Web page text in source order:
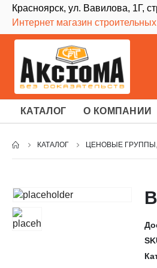
Красноярск, ул. Вавилова, 1Г,
Интернет магазин
КАТАЛОГ О КОМПАНИИ
КАТАЛОГ ЦЕНОВЫЕ ГРУППЫ ,